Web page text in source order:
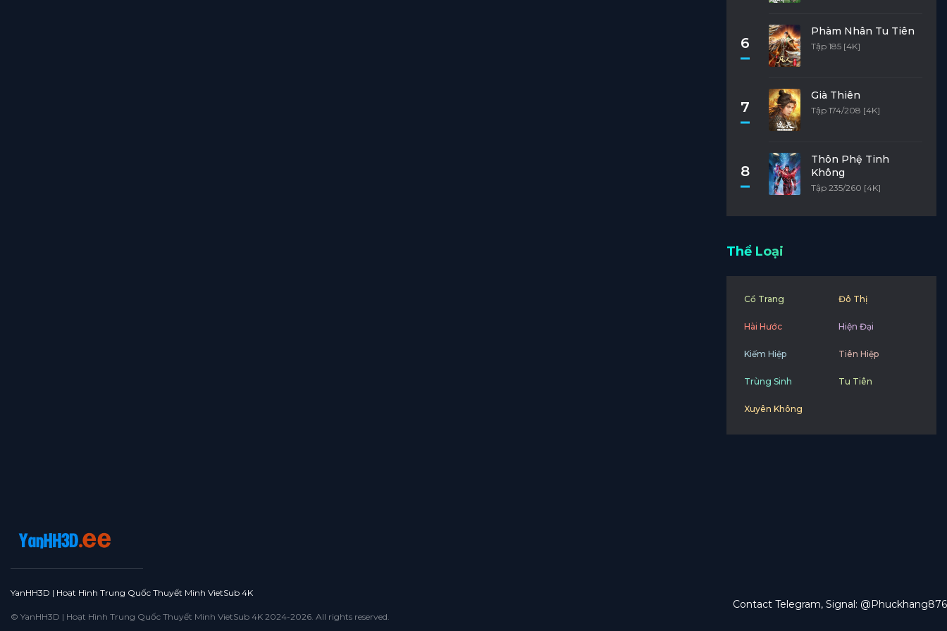
6
Phàm Nhân Tu Tiên
Tập 185 [4K]
7
Già Thiên
Tập 174/208 [4K]
8
Thôn Phệ Tinh
Không
Tập 235/260 [4K]
Thể Loại
Cổ Trang Đô Thị
Hài Hước Hiện Đại
Kiếm Hiệp Tiên Hiệp
Trùng Sinh Tu Tiên
Xuyên Không
YanHH3D | Hoạt Hình Trung Quốc Thuyết Minh VietSub 4K
Contact Telegram, Signal: @Phuckhang876
© YanHH3D | Hoạt Hình Trung Quốc Thuyết Minh VietSub 4K 2024-2026. All rights reserved.